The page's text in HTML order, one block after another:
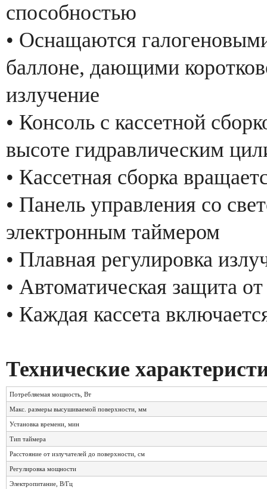
способностью
• Оснащаются
баллоне, дающими
излучение
• Консоль с кассетной
высоте гидравлическим
• Кассетная сборка
• Панель управления со
электронным таймером
• Плавная регулировка
• Автоматическая защита
• Каждая кассета
Технические
Потребляемая мощность, Вт
Макс. размеры высушиваемой поверхности, мм
Установка времени, мин
Тип таймера
Расстояние от излучателей до поверхности, см
Регулировка мощности
Электропитание, В/Гц